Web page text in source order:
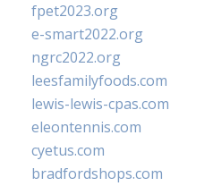
fpet2023.org
e-smart2022.org
ngrc2022.org
leesfamilyfoods.com
lewis-lewis-cpas.com
eleontennis.com
cyetus.com
bradfordshops.com